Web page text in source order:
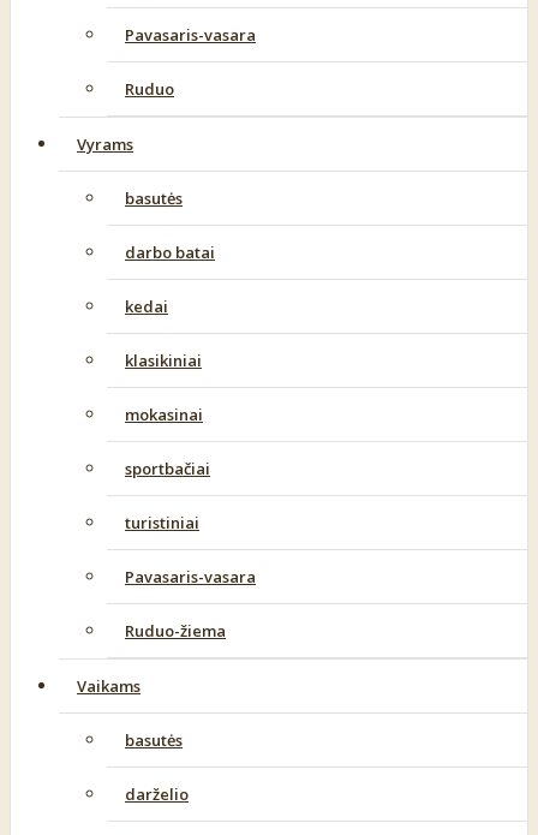
Pavasaris-vasara
Ruduo
Vyrams
basutės
darbo batai
kedai
klasikiniai
mokasinai
sportbačiai
turistiniai
Pavasaris-vasara
Ruduo-žiema
Vaikams
basutės
darželio